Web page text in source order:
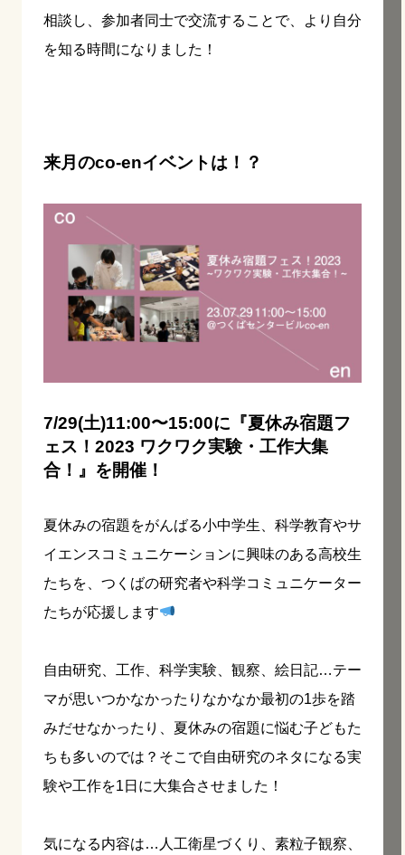
相談し、参加者同士で交流することで、より自分
を知る時間になりました！
来月のco-enイベントは！？
7/29(土)11:00〜15:00に『夏休み宿題フ
ェス！2023 ワクワク実験・工作大集
合！』を開催！
夏休みの宿題をがんばる小中学生、科学教育やサ
イエンスコミュニケーションに興味のある高校生
たちを、つくばの研究者や科学コミュニケーター
たちが応援します
自由研究、工作、科学実験、観察、絵日記…テー
マが思いつかなかったりなかなか最初の1歩を踏
みだせなかったり、夏休みの宿題に悩む子どもた
ちも多いのでは？そこで自由研究のネタになる実
験や工作を1日に大集合させました！
気になる内容は…人工衛星づくり、素粒子観察、